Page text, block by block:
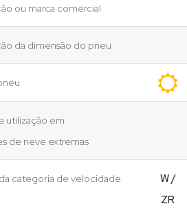
ou marca comercial
da dimensão do pneu
utilização em
de neve extremas
categoria de velocidade
W /
ZR